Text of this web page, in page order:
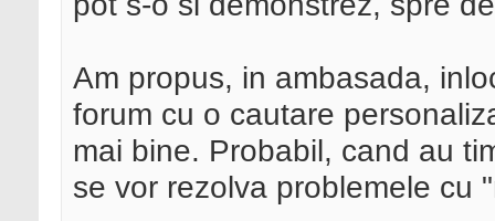
Am propus, in ambasada,
forum cu o cautare
mai bine. Probabil, cand au
se vor rezolva problemele cu